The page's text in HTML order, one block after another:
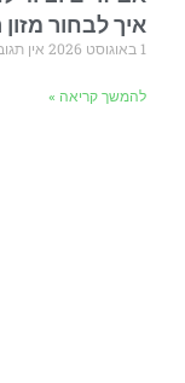
איך לבחור
1 באוגוסט 2026 אין
להמשך קריאה »